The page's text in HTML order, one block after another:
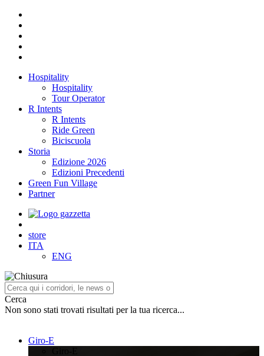
Hospitality
Hospitality
Tour Operator
R Intents
R Intents
Ride Green
Biciscuola
Storia
Edizione 2026
Edizioni Precedenti
Green Fun Village
Partner
store
ITA
ENG
Cerca
Non sono stati trovati risultati per la tua ricerca...
Giro-E